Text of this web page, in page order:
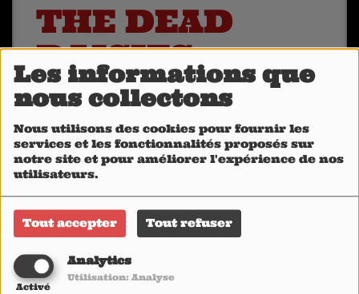
Les informations que
nous collectons
Nous utilisons des cookies pour fournir les
services et les fonctionnalités proposés sur
notre site et pour améliorer l'expérience de nos
utilisateurs.
Tout accepter Tout refuser
Analytics
Activé
Utilisation: Analyse
THE DEAD
DAISIES :
HEAVY1 • ONE
SESSION